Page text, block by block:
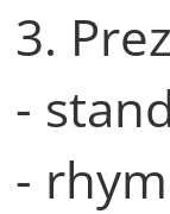
3.
-
-